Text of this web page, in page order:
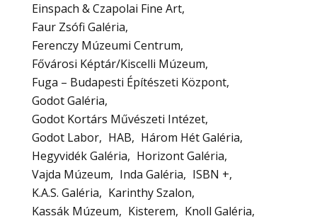
Einspach & Czapolai Fine Art
Faur Zsófi Galéria
Ferenczy Múzeumi Centrum
Fővárosi Képtár/Kiscelli Múzeum
Fuga – Budapesti Építészeti Központ
Godot Galéria
Godot Kortárs Művészeti Intézet
Godot Labor
HAB
Három Hét Galéria
Hegyvidék Galéria
Horizont Galéria
Vajda Múzeum
Inda Galéria
ISBN +
K.A.S. Galéria
Karinthy Szalon
Kassák Múzeum
Kisterem
Knoll Galéria